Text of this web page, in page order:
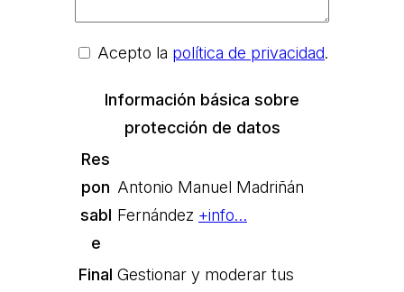
Acepto la política de privacidad.
Información básica sobre
protección de datos
Res
pon
sabl
e
Antonio Manuel Madriñán
Fernández +info…
Final Gestionar y moderar tus